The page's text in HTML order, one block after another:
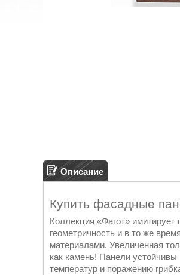
Описание
Купить фасадные
Коллекция «Фагот»
геометричность и в то же
материалами. Увеличенная
как камень! Панели
температур и поражению